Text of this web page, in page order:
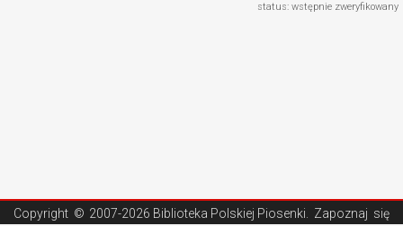
status: wstępnie zweryfikowany
Copyright © 2007-2026 Biblioteka Polskiej Piosenki . Zapoznaj się